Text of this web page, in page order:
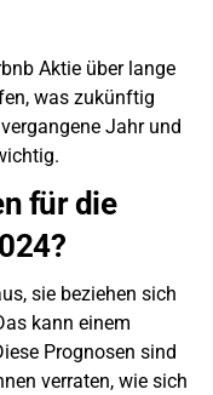
Aktie über lange
was zukünftig
Jahr und
für die
sie beziehen sich
kann einem
Prognosen sind
verraten, wie sich